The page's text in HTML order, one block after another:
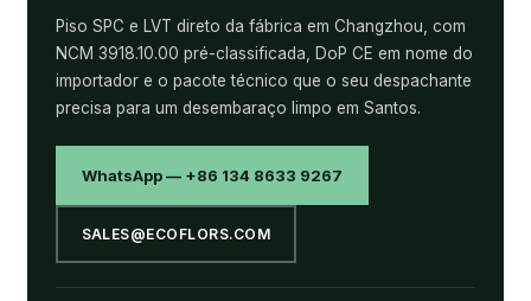
Piso SPC e LVT direto da fábrica em Changzhou, com
NCM 3918.10.00 pré-classificada, DoP CE em nome do
importador e o pacote técnico que o seu despachante
precisa para um desembaraço limpo em Santos.
WhatsApp — +86 134 8633 9267
SALES@ECOFLORS.COM